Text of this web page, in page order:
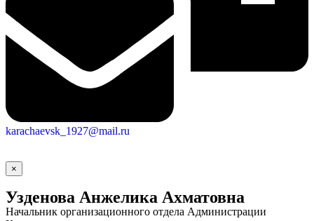
karachaevsk_1927@mail.ru
×
Узденова Анжелика Ахматовна
Начальник организационного отдела Администрации